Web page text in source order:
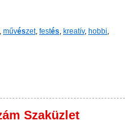
, művészet, festés, kreatív, hobbi,
Szaküzlet